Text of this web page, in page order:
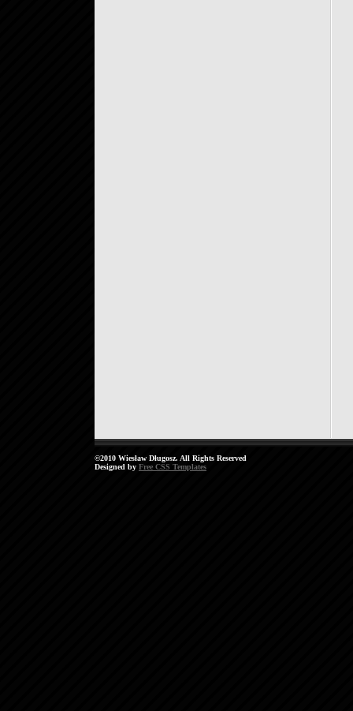
©2010 Wiesław Długosz. All Rights Reserved
Designed by Free CSS Templates